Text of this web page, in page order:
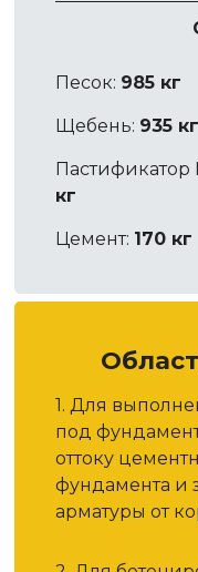
Песок: 985 кг
Щебень: 935 кг
Пастификатор
кг
Цемент: 170 кг
1. Для
под
оттоку
фундамента и
арматуры от